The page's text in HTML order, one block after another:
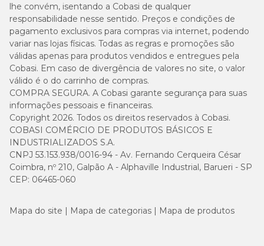
O manejo correto é essencial para a segurança do filhote. A posição
durante a mamada deve sempre simular a amamentação natural,
com o filhote de barriga para baixo, evitando risco de aspiração.
Também é importante respeitar a diluição recomendada e
observar como o filhote reage ao leite. Sinais como diarreia,
constipação ou perda de peso podem indicar erro de manejo ou
fragilidade do animal, exigindo avaliação veterinária.
Pet Milk e o processo de desmame
O leite substituto pode ser oferecido até que o filhote atinja idade
para experimentar novos alimentos. A partir de aproximadamente
28 dias , é possível iniciar uma transição gradual, oferecendo ração
úmida ou ração seca hidratada.
suporte até que o sistema digestivo do filhote esteja preparado para
lhe convém, isentando a Cobasi de qualquer
responsabilidade nesse sentido. Preços e condições de
pagamento exclusivos para compras via internet, podendo
variar nas lojas físicas. Todas as regras e promoções são
válidas apenas para produtos vendidos e entregues pela
Cobasi. Em caso de divergência de valores no site, o valor
válido é o do carrinho de compras.
COMPRA SEGURA. A Cobasi garante segurança para suas
informações pessoais e financeiras.
Copyright 2026. Todos os direitos reservados à Cobasi.
COBASI COMÉRCIO DE PRODUTOS BÁSICOS E
INDUSTRIALIZADOS S.A.
CNPJ 53.153.938/0016-94 - Av. Fernando Cerqueira César
Coimbra, nº 210, Galpão A - Alphaville Industrial, Barueri - SP
CEP: 06465-060
Mapa do site Mapa de categorias Mapa de produtos